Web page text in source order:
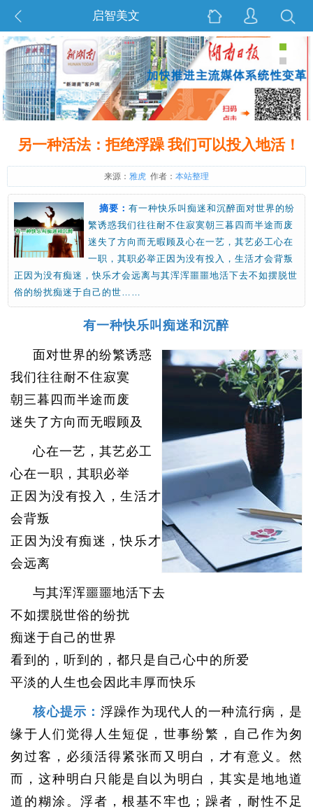
启智美文
另一种活法：拒绝浮躁 我们可以投入地活！
来源： 雅虎作者： 本站整理
摘要： 有一种快乐叫痴迷和沉醉面对世界的纷
繁诱惑我们往往耐不住寂寞朝三暮四而半途而废
迷失了方向而无暇顾及心在一艺，其艺必工心在
一职，其职必举正因为没有投入，生活才会背叛
正因为没有痴迷，快乐才会远离与其浑浑噩噩地活下去不如摆脱世
俗的纷扰痴迷于自己的世……
有一种快乐叫痴迷和沉醉
面对世界的纷繁诱惑
我们往往耐不住寂寞
朝三暮四而半途而废
迷失了方向而无暇顾及
心在一艺，其艺必工
心在一职，其职必举
正因为没有投入，生活才
会背叛
正因为没有痴迷，快乐才
会远离
与其浑浑噩噩地活下去
不如摆脱世俗的纷扰
痴迷于自己的世界
看到的，听到的，都只是自己心中的所爱
平淡的人生也会因此丰厚而快乐
核心提示： 浮躁作为现代人的一种流行病，是
缘于人们觉得人生短促，世事纷繁，自己作为匆
匆过客，必须活得紧张而又明白，才有意义。然
而，这种明白只能是自以为明白，其实是地地道
道的糊涂。浮者，根基不牢也；躁者，耐性不足